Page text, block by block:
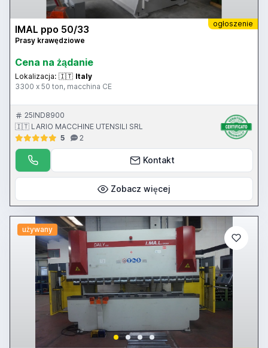
ogłoszenie
IMAL ppo 50/33
Prasy krawędziowe
Cena na żądanie
Lokalizacja: 🇮🇹 Italy
3300 x 50 ton, macchina CE
25IND8900
🇮🇹 LARIO MACCHINE UTENSILI SRL
5
2
Kontakt
Zobacz więcej
używany